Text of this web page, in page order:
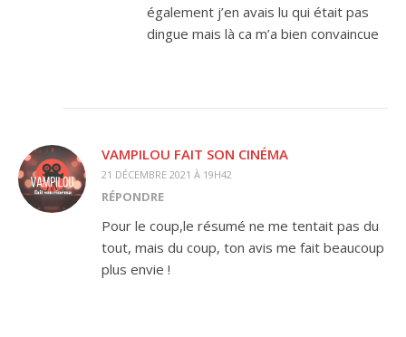
également j’en avais lu qui était pas
dingue mais là ca m’a bien convaincue
VAMPILOU FAIT SON CINÉMA
21 DÉCEMBRE 2021 À 19H42
RÉPONDRE
Pour le coup,le résumé ne me tentait pas du
tout, mais du coup, ton avis me fait beaucoup
plus envie !